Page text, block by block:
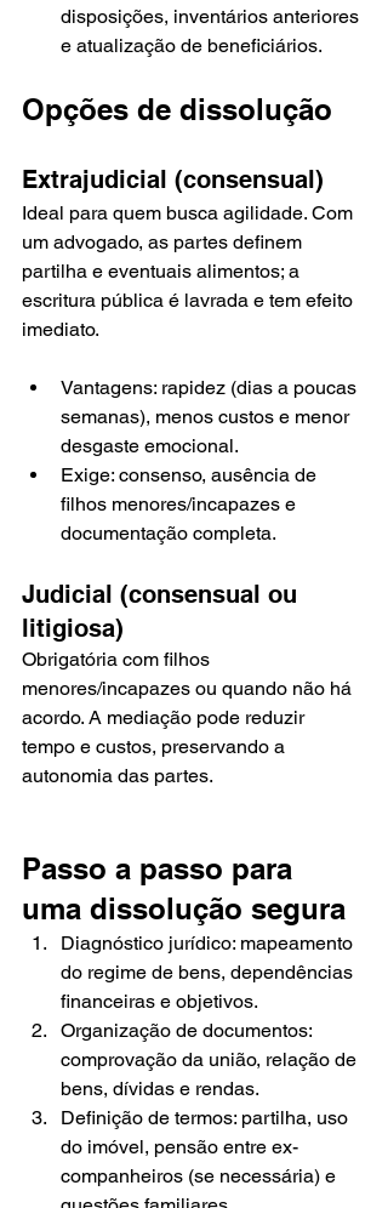
disposições, inventários anteriores
e atualização de beneficiários.
Opções de dissolução
Extrajudicial (consensual)
Ideal para quem busca agilidade. Com
um advogado, as partes definem
partilha e eventuais alimentos; a
escritura pública é lavrada e tem efeito
imediato.
Vantagens: rapidez (dias a poucas
semanas), menos custos e menor
desgaste emocional.
Exige: consenso, ausência de
filhos menores/incapazes e
documentação completa.
Judicial (consensual ou
litigiosa)
Obrigatória com filhos
menores/incapazes ou quando não há
acordo. A mediação pode reduzir
tempo e custos, preservando a
autonomia das partes.
Passo a passo para
uma dissolução segura
Diagnóstico jurídico: mapeamento
do regime de bens, dependências
financeiras e objetivos.
Organização de documentos:
comprovação da união, relação de
bens, dívidas e rendas.
Definição de termos: partilha, uso
do imóvel, pensão entre ex-
companheiros (se necessária) e